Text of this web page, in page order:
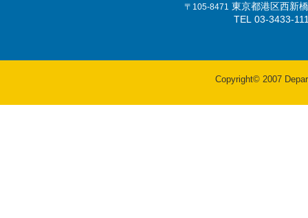
〒105-8471
東京都港区西新
TEL 03-3433-
Copyright© 2007